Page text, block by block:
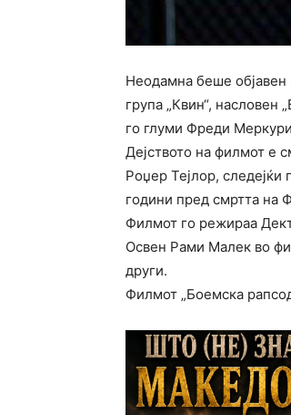
Неодамна беше објавен
група „Квин“, насловен
го глуми Фреди
Дејството на филмот е
Роџер Тејлор, следејќи
години пред смртта на
Филмот го режираа
Освен Рами Малек во
други.
Филмот „Боемска